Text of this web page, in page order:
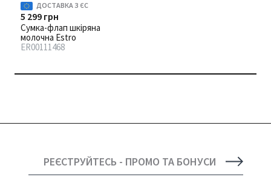
ДОСТАВКА З ЄС
5 299 грн
Сумка-флап шкіряна
молочна Estro
ER00111468
РЕЄСТРУЙТЕСЬ - ПРОМО ТА БОНУСИ